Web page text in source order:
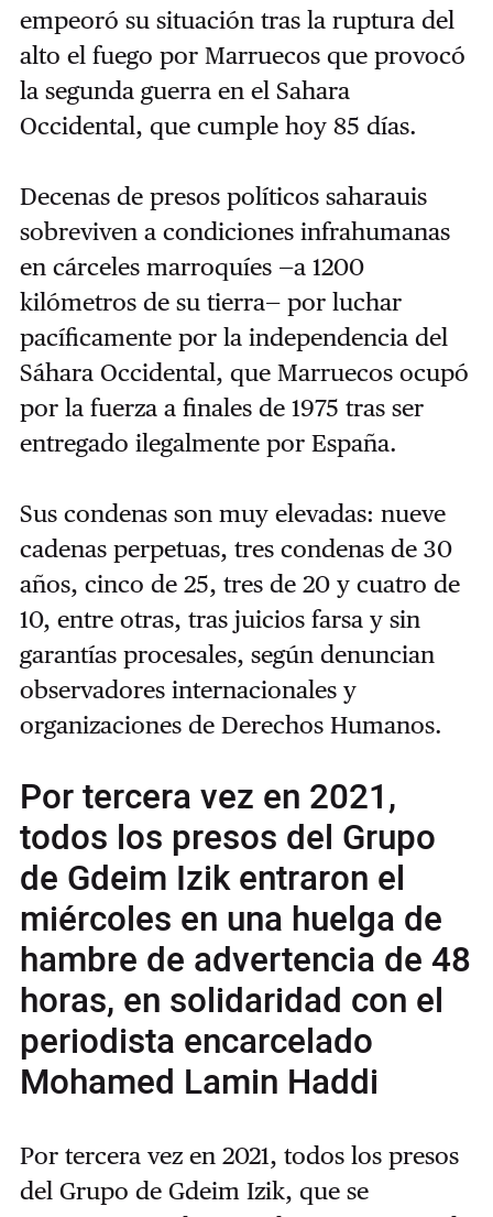
empeoró su situación tras la ruptura del
alto el fuego por Marruecos que provocó
la segunda guerra en el Sahara
Occidental, que cumple hoy 85 días.
Decenas de presos políticos saharauis
sobreviven a condiciones infrahumanas
en cárceles marroquíes —a 1200
kilómetros de su tierra— por luchar
pacíficamente por la independencia del
Sáhara Occidental, que Marruecos ocupó
por la fuerza a finales de 1975 tras ser
entregado ilegalmente por España.
Sus condenas son muy elevadas: nueve
cadenas perpetuas, tres condenas de 30
años, cinco de 25, tres de 20 y cuatro de
10, entre otras, tras juicios farsa y sin
garantías procesales, según denuncian
observadores internacionales y
organizaciones de Derechos Humanos.
Por tercera vez en 2021,
todos los presos del Grupo
de Gdeim Izik entraron el
miércoles en una huelga de
hambre de advertencia de 48
horas, en solidaridad con el
periodista encarcelado
Mohamed Lamin Haddi
Por tercera vez en 2021, todos los presos
del Grupo de Gdeim Izik, que se